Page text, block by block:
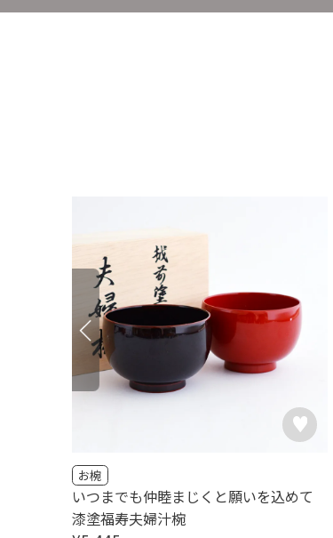
漆塗福寿夫婦汁椀
お椀
いつまでも仲睦まじくと願いを込めて